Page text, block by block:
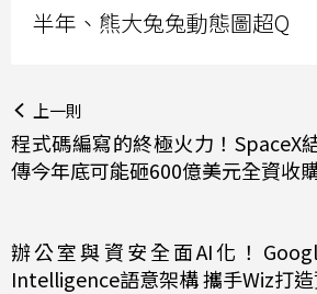
半年、熊大兔兔動態圖超Q
上一則
程式碼編寫的終極火力！SpaceX
傳今年底可能砸600億美元全資收
辦公室與資安全面AI化！
Intelligence語意架構 攜手Wiz打